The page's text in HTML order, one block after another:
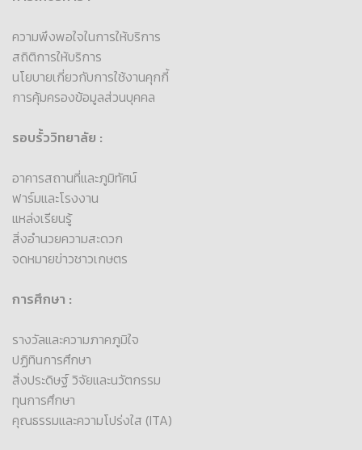
ความพึงพอใจในการให้บริการ
สถิติการให้บริการ
นโยบายเกี่ยวกับการใช้งานคุกกี้
การคุ้มครองข้อมูลส่วนบุคคล
รอบรั้ววิทยาลัย :
อาคารสถานที่และภูมิทัศน์
ฟาร์มและโรงงาน
แหล่งเรียนรู้
สิ่งอำนวยความสะดวก
จดหมายข่าวชาวเกษตร
การศึกษา :
รางวัลและความภาคภูมิใจ
ปฏิทินการศึกษา
สิ่งประดิษฐ์ วิจัยและนวัตกรรม
ทุนการศึกษา
คุณธรรมและความโปร่งใส (ITA)